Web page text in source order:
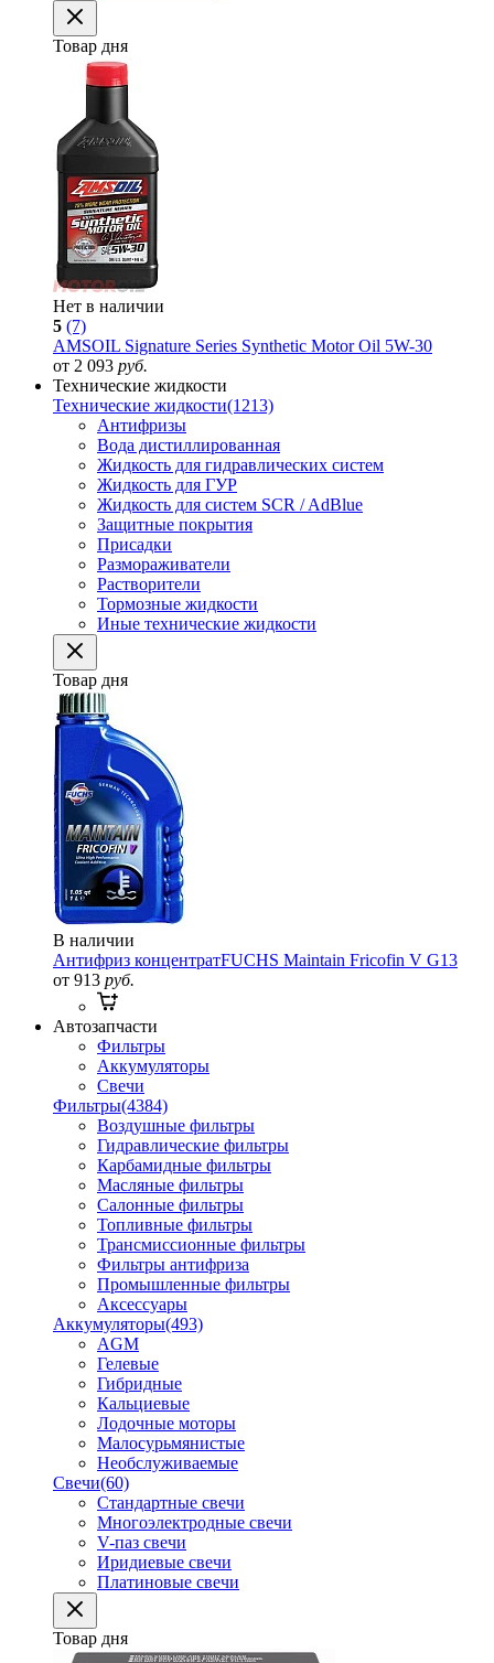
Товар дня
Нет в наличии
5 (7)
AMSOIL Signature Series Synthetic Motor Oil 5W-30
от 2 093 руб.
Технические жидкости
Технические жидкости(1213)
Антифризы
Вода дистиллированная
Жидкость для гидравлических систем
Жидкость для ГУР
Жидкость для систем SCR / AdBlue
Защитные покрытия
Присадки
Размораживатели
Растворители
Тормозные жидкости
Иные технические жидкости
Товар дня
В наличии
Антифриз концентратFUCHS Maintain Fricofin V G13
от 913 руб.
Автозапчасти
Фильтры
Аккумуляторы
Свечи
Фильтры(4384)
Воздушные фильтры
Гидравлические фильтры
Карбамидные фильтры
Масляные фильтры
Салонные фильтры
Топливные фильтры
Трансмиссионные фильтры
Фильтры антифриза
Промышленные фильтры
Аксессуары
Аккумуляторы(493)
AGM
Гелевые
Гибридные
Кальциевые
Лодочные моторы
Малосурьмянистые
Необслуживаемые
Свечи(60)
Стандартные свечи
Многоэлектродные свечи
V-паз свечи
Иридиевые свечи
Платиновые свечи
Товар дня